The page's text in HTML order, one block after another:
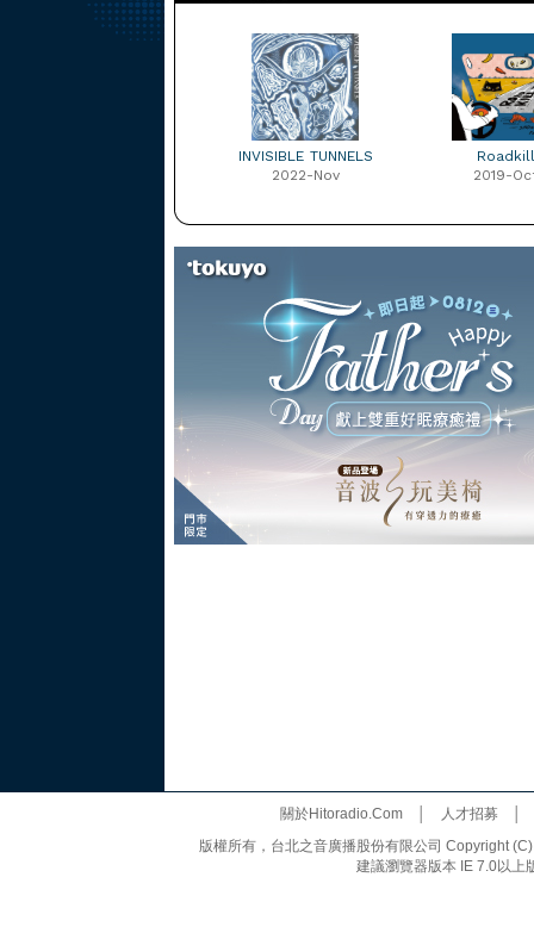
INVISIBLE TUNNELS
2022-Nov
Roadkill
2019-
關於Hitoradio.Com│ 人才招募
版權所有，台北之音廣播股份有限公司 Copyright
建議瀏覽器版本 IE 7.0以上